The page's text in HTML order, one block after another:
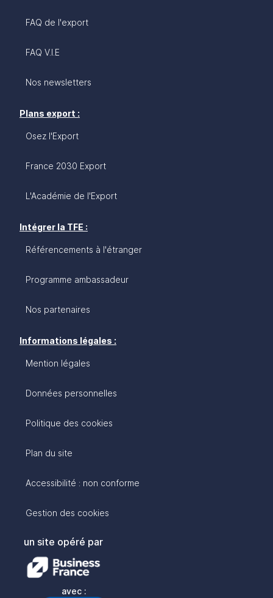
FAQ de l'export
FAQ V.I.E
Nos newsletters
Plans export :
Osez l'Export
France 2030 Export
L'Académie de l'Export
Intégrer la TFE :
Référencements à l'étranger
Programme ambassadeur
Nos partenaires
Informations légales :
Mention légales
Données personnelles
Politique des cookies
Plan du site
Accessibilité : non conforme
Gestion des cookies
un site opéré par
avec :